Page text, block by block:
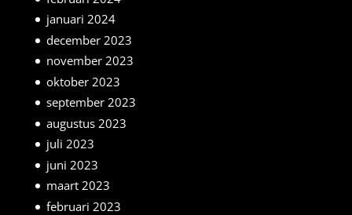
januari 2024
december 2023
november 2023
oktober 2023
september 2023
augustus 2023
juli 2023
juni 2023
maart 2023
februari 2023